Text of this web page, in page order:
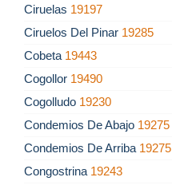
Ciruelas 19197
Ciruelos Del Pinar 19285
Cobeta 19443
Cogollor 19490
Cogolludo 19230
Condemios De Abajo 19275
Condemios De Arriba 19275
Congostrina 19243